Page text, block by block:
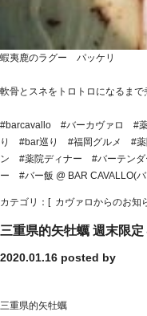
蝦夷鹿のラグー パッケリ
軟骨とスネをトロトロになるまで
#barcavallo #バーカヴァロ #
り #bar巡り #福岡グルメ #薬
ン #薬院ディナー #バーテン
ー #バー飯 @ BAR CAVALLO(
カテゴリ：[ カヴァロからのお知
三重県的矢牡蠣 週末限定
2020.01.16 posted by
三重県的矢牡蠣